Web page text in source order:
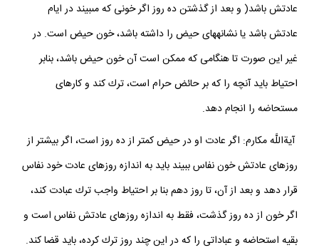
عادتش باشد( و بعد از گذشتن ده روز اگر خونى كه مى‏بيند در ايام
عادتش باشد يا نشانه‏هاى حيض را داشته باشد، خون حيض است. در
غير اين صورت تا هنگامى كه ممكن است آن خون حيض باشد، بنابر
احتياط بايد آنچه را كه بر حائض حرام است، ترك كند و كارهاى
مستحاضه را انجام دهد.
آيةاللَّه مكارم: اگر عادت او در حيض كمتر از ده روز است، اگر بيشتر از
روزهاى عادتش خون نفاس ببيند بايد به اندازه روزهاى عادت خود نفاس
قرار دهد و بعد از آن، تا روز دهم بنا بر احتياط واجب ترك عبادت كند،
اگر خون از ده روز گذشت، فقط به اندازه روزهاى عادتش نفاس است و
بقيه استحاضه و عباداتى را كه در اين چند روز ترك كرده، بايد قضا كند.